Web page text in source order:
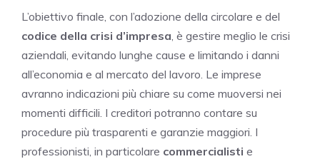
L’obiettivo finale, con l’adozione della circolare e del
codice della crisi d’impresa , è gestire meglio le crisi
aziendali, evitando lunghe cause e limitando i danni
all’economia e al mercato del lavoro. Le imprese
avranno indicazioni più chiare su come muoversi nei
momenti difficili. I creditori potranno contare su
procedure più trasparenti e garanzie maggiori. I
professionisti, in particolare commercialisti e